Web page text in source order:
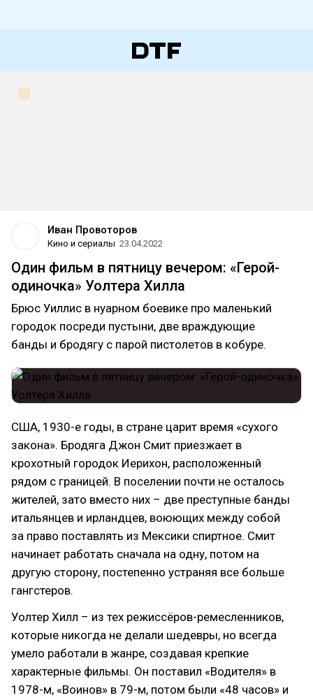
Иван Провоторов
Кино и сериалы 23.04.2022
Один фильм в пятницу вечером: «Герой-
одиночка» Уолтера Хилла
Брюс Уиллис в нуарном боевике про маленький
городок посреди пустыни, две враждующие
банды и бродягу с парой пистолетов в кобуре.
США, 1930-е годы, в стране царит время «сухого
закона». Бродяга Джон Смит приезжает в
крохотный городок Иерихон, расположенный
рядом с границей. В поселении почти не осталось
жителей, зато вместо них – две преступные банды
итальянцев и ирландцев, воюющих между собой
за право поставлять из Мексики спиртное. Смит
начинает работать сначала на одну, потом на
другую сторону, постепенно устраняя все больше
гангстеров.
Уолтер Хилл – из тех режиссёров-ремесленников,
которые никогда не делали шедевры, но всегда
умело работали в жанре, создавая крепкие
характерные фильмы. Он поставил «Водителя» в
1978-м, «Воинов» в 79-м, потом были «48 часов» и